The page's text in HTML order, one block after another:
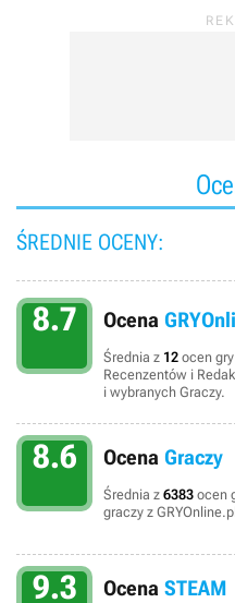
ŚREDNIE OCENY:
8.7 Ocena
Średnia z 12 ocen
Recenzentów i
i wybranych Graczy.
8.6 Ocena Graczy
Średnia z 6383 ocen
graczy z
9.3 Ocena STEAM